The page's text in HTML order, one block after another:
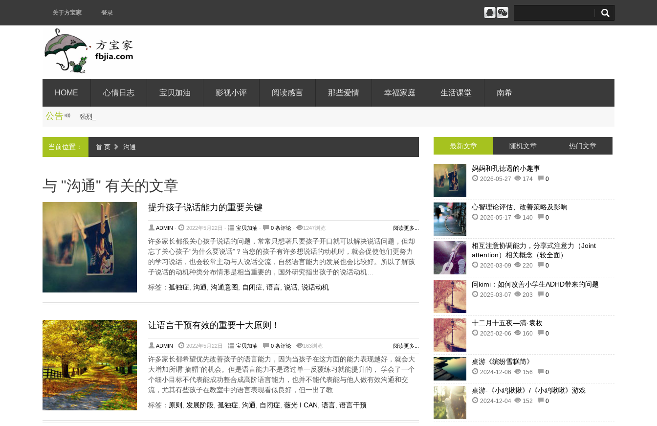
关于方宝家 登录
HOME 心情日志 宝贝加油 影视小评 阅读感言 那些爱情 幸福家庭 生活课堂 南希
公告 强烈
当前位置： 首 页 沟通
与 "沟通" 有关的文章
提升孩子说话能力的重要关键
ADMIN - 2022年5月22日 - 宝贝加油 - 0 条评论- 1247浏览 阅读更多...
许多家长都很关心孩子说话的问题，常常只想著只要孩子开口就可以解决说话问题，但却
忘了关心孩子“为什么要说话”？当您的孩子有许多想说话的动机时，就会促使他们更努力
的学习说话，也会较常主动与人说话交流，自然语言能力的发展也会比较好。所以了解孩
子说话的动机种类分布情形是相当重要的，国外研究指出孩子的说话动机…
标签： 孤独症 沟通 沟通意图 自闭症 语言, 说话, 说话动机
让语言干预有效的重要十大原则！
ADMIN - 2022年5月22日 - 宝贝加油 - 0 条评论- 163浏览 阅读更多...
许多家长都希望优先改善孩子的语言能力，因为当孩子在这方面的能力表现越好，就会大
大增加所谓“摘帽”的机会。但是语言能力不是透过单一反覆练习就能提升的， 学会了一个
个细小目标不代表能成功整合成高阶语言能力，也并不能代表能与他人做有效沟通和交
流，尤其有些孩子在教室中的语言表现看似良好，但一出了教…
标签： 原则 发展阶段, 孤独症 沟通 自闭症 薇光 I CAN 语言, 语言干预
最新文章 随机文章 热门文章
妈妈和孔德遥的小趣事
2026-05-27 174 0
心智理论评估、改善策略及影响
2026-05-17 140 0
相互注意协调能力，分享式注意力（Joint
attention）相关概念（较全面）
2026-03-09 220 0
问kimi：如何改善小学生ADHD带来的问题
2025-03-07 203 0
十二月十五夜—清·袁枚
2025-02-06 160 0
桌游《缤纷雪糕筒》
2024-12-06 156 0
桌游-《小鸡揪揪》/《小鸡啾啾》游戏
2024-12-04 152 0